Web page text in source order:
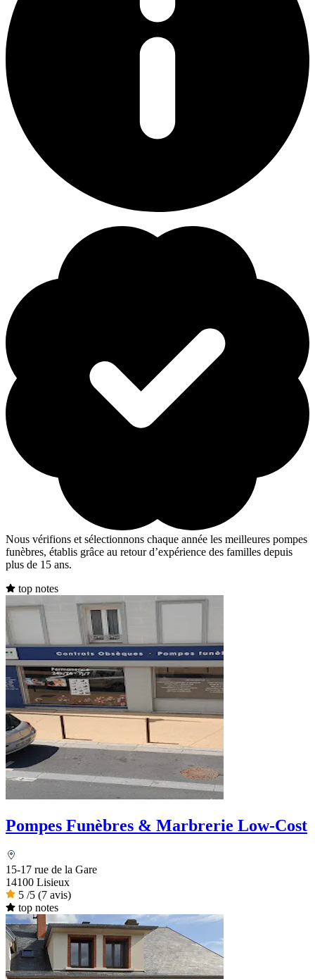
Nous vérifions et sélectionnons chaque année les meilleures pompes
funèbres, établis grâce au retour d’expérience des familles depuis
plus de 15 ans.
top notes
Pompes Funèbres & Marbrerie Low-Cost
15-17 rue de la Gare
14100 Lisieux
5 /5 (7 avis)
top notes